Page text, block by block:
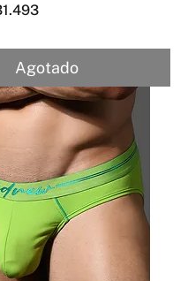
de oferta
Agotado